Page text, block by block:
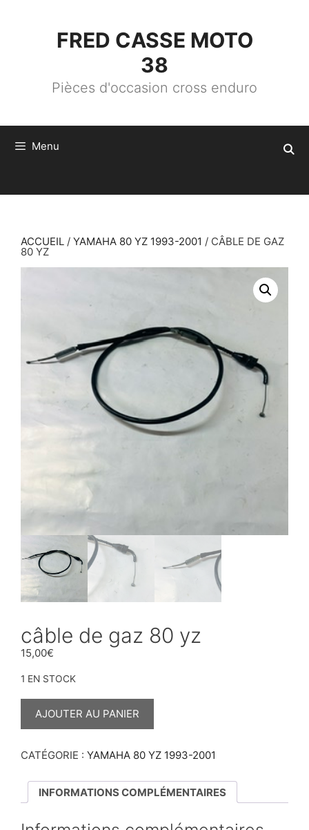
FRED CASSE MOTO
38
Pièces d'occasion cross enduro
Menu
ACCUEIL / YAMAHA 80 YZ 1993-2001 / CÂBLE DE GAZ
80 YZ
câble de gaz 80 yz
15,00€
1 EN STOCK
QUANTITÉ
80
AJOUTER AU PANIER
CATÉGORIE : YAMAHA 80 YZ 1993-2001
INFORMATIONS COMPLÉMENTAIRES